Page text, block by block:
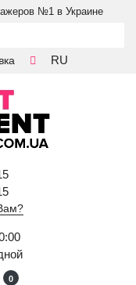
№1 в Украине
RU
0